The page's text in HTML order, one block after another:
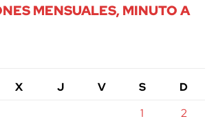
MENSUALES, MINUTO A
X J V S
D
1
2